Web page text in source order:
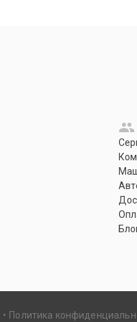
Политика